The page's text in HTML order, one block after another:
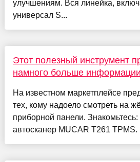
улучшениям. Вся линейка,
универсал S...
Этот полезный инструмент
намного больше
На известном маркетплейсе
тех, кому надоело смотреть на
приборной панели.
автосканер MUCAR T261 TPMS.